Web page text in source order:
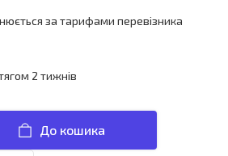
за тарифами перевізника
2 тижнів
До кошика